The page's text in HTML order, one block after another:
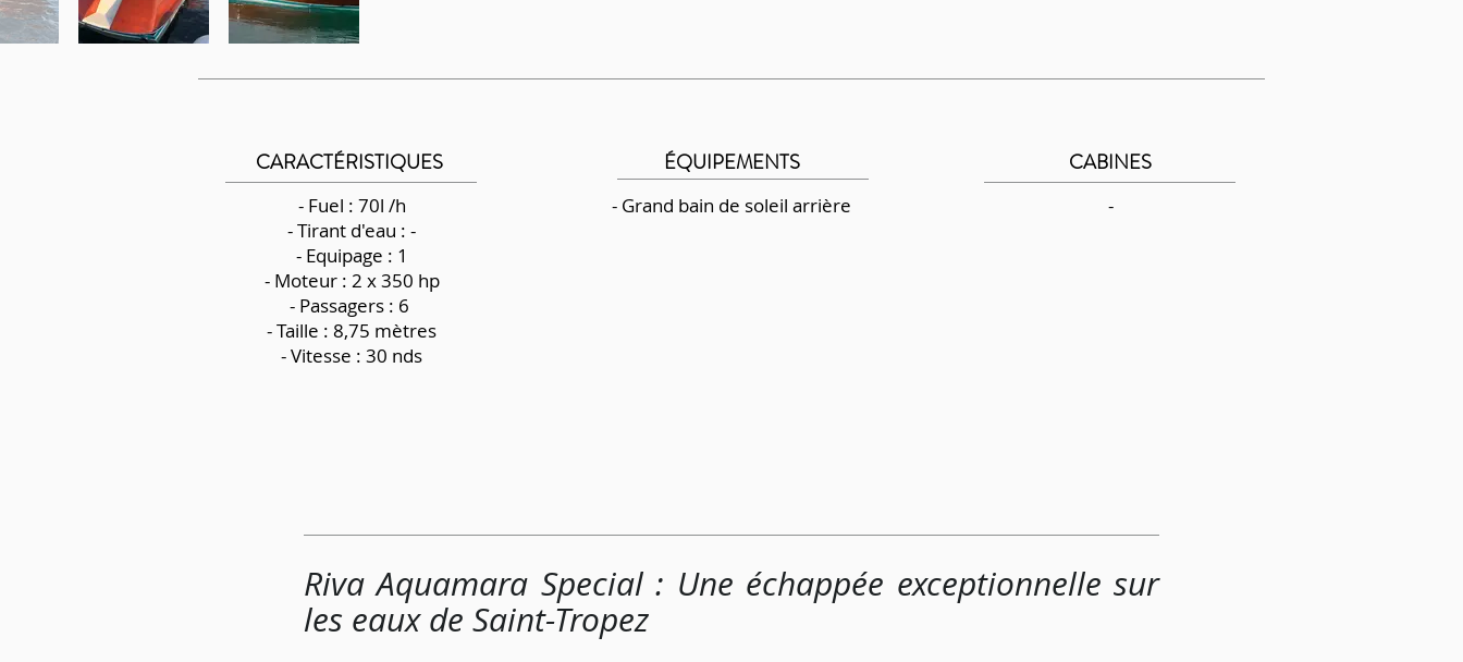
CARACTÉRISTIQUES
- Fuel : 70l /h
-Tirant d'eau : -
- Equipage : 1
- Moteur : 2 x 350 hp
- Passagers : 6
- Taille : 8,75 mètres
- Vitesse : 30 nds
ÉQUIPEMENTS
- Grand bain de soleil arrière
CABINES
-
Riva Aquamara Special : Une échappée exceptionnelle sur
les eaux de Saint-Tropez